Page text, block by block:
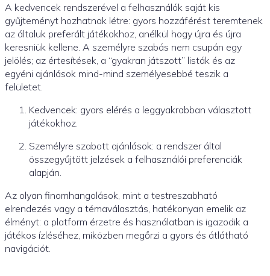
A kedvencek rendszerével a felhasználók saját kis
gyűjteményt hozhatnak létre: gyors hozzáférést teremtenek
az általuk preferált játékokhoz, anélkül hogy újra és újra
keresniük kellene. A személyre szabás nem csupán egy
jelölés; az értesítések, a “gyakran játszott” listák és az
egyéni ajánlások mind-mind személyesebbé teszik a
felületet.
Kedvencek: gyors elérés a leggyakrabban választott
játékokhoz.
Személyre szabott ajánlások: a rendszer által
összegyűjtött jelzések a felhasználói preferenciák
alapján.
Az olyan finomhangolások, mint a testreszabható
elrendezés vagy a témaválasztás, hatékonyan emelik az
élményt: a platform érzetre és használatban is igazodik a
játékos ízléséhez, miközben megőrzi a gyors és átlátható
navigációt.